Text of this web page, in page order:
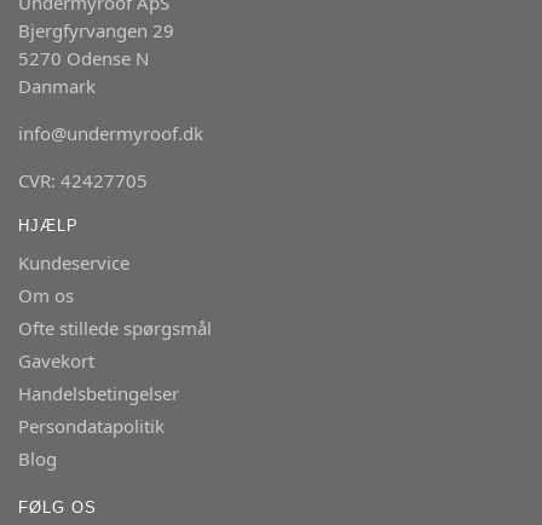
Bjergfyrvangen 29
5270 Odense N
Danmark
info@undermyroof.dk
CVR: 42427705
HJÆLP
Kundeservice
Om os
Ofte stillede spørgsmål
Gavekort
Handelsbetingelser
Persondatapolitik
Blog
FØLG OS